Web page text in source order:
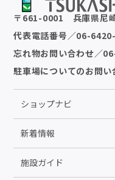
〒 661-0001
兵庫県尼
代表電話番号 ／06-
忘れ物お問い合わせ／
駐車場についてのお問い
ショップナビ
新着情報
施設ガイド